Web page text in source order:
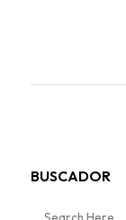
BUSCADOR